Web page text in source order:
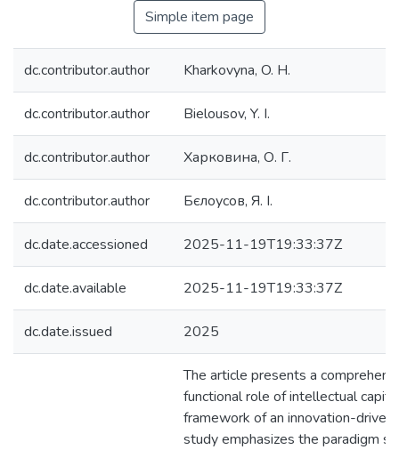
Simple item page
dc.contributor.author Kharkovyna, O. H.
dc.contributor.author Bielousov, Y. I.
dc.contributor.author Харковина, О. Г.
dc.contributor.author Бєлоусов, Я. І.
dc.date.accessioned 2025-11-19T19:33:37Z
dc.date.available 2025-11-19T19:33:37Z
dc.date.issued 2025
The article presents a
functional role of intellectual
framework of an innovation-driven
study emphasizes the paradigm